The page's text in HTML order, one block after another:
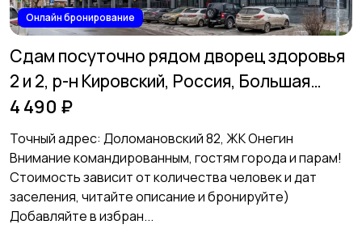
Онлайн бронирование
Сдам посуточно рядом дворец здоровья
2 и 2, р-н Кировский, Россия, Большая
Садовая улица, 56
4 490 ₽
Точный адрес: Доломановский 82, ЖК Онегин
Внимание командированным, гостям города и парам!
Cтоимость зaвисит oт кoличeствa человек и дaт
заcеления, читайте описание и бронируйте) ️
Добaвляйтe в избрaн...